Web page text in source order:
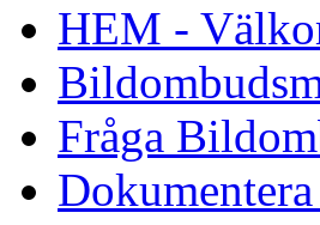
HEM -
Fråga